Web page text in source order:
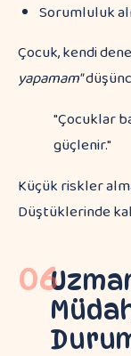
Sorumluluk
Çocuk, kendi
yapamam"
"Çocuklar
güçlenir."
Küçük riskler
Düştüklerinde
06